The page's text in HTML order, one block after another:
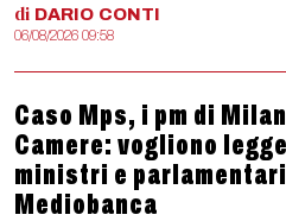
di DARIO CONTI
06/08/2026 09:58
Caso Mps, i pm di
Camere: vogliono
ministri e
Mediobanca